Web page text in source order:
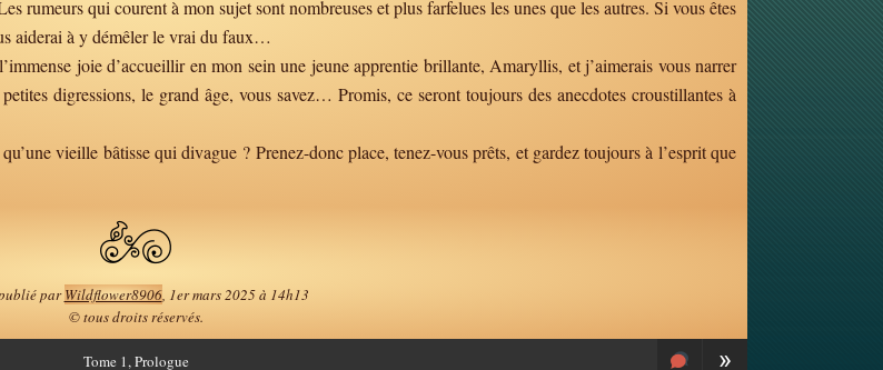
rumeurs qui courent à mon sujet sont nombreuses et plus farfelues les unes que les autres. Si vous êtes
aiderai à y démêler le vrai du faux…
joie d’accueillir en mon sein une jeune apprentie brillante, Amaryllis, et j’aimerais vous narrer
digressions, le grand âge, vous savez… Promis, ce seront toujours des anecdotes croustillantes à
vieille bâtisse qui divague ? Prenez-donc place, tenez-vous prêts, et gardez toujours à l’esprit que
parWildflower8906, 1er mars 2025 à 14h13
© tous droits réservés.
»
Tome1, Prologue